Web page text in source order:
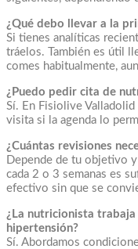
¿Qué debo llevar a la
Si tienes analíticas
tráelos. También es útil
comes habitualmente,
¿Puedo pedir cita de
Sí. En Fisiolive
visita si la agenda lo
¿Cuántas revisiones
Depende de tu objetivo
cada 2 o 3 semanas es
efectivo sin que se
¿La nutricionista
hipertensión?
Sí. Abordamos